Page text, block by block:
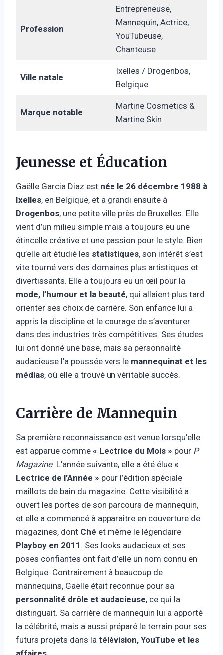
Profession
Entrepreneuse,
Mannequin, Actrice,
YouTubeuse,
Chanteuse
Ville natale
Ixelles / Drogenbos,
Belgique
Marque notable
Martine Cosmetics &
Martine Skin
Jeunesse et Éducation
Gaëlle Garcia Diaz est née le 26 décembre 1988 à
Ixelles, en Belgique, et a grandi ensuite à
Drogenbos, une petite ville près de Bruxelles. Elle
vient d’un milieu simple mais a toujours eu une
étincelle créative et une passion pour le style. Bien
qu’elle ait étudié les statistiques, son intérêt s’est
vite tourné vers des domaines plus artistiques et
divertissants. Elle a toujours eu un œil pour la
mode, l’humour et la beauté, qui allaient plus tard
orienter ses choix de carrière. Son enfance lui a
appris la discipline et le courage de s’aventurer
dans des industries très compétitives. Ses études
lui ont donné une base, mais sa personnalité
audacieuse l’a poussée vers le mannequinat et les
médias, où elle a trouvé un véritable succès.
Carrière de Mannequin
Sa première reconnaissance est venue lorsqu’elle
est apparue comme « Lectrice du Mois » pour P
Magazine. L’année suivante, elle a été élue «
Lectrice de l’Année » pour l’édition spéciale
maillots de bain du magazine. Cette visibilité a
ouvert les portes de son parcours de mannequin,
et elle a commencé à apparaître en couverture de
magazines, dont Ché et même le légendaire
Playboy en 2011 . Ses looks audacieux et ses
poses confiantes ont fait d’elle un nom connu en
Belgique. Contrairement à beaucoup de
mannequins, Gaëlle était reconnue pour sa
personnalité drôle et audacieuse, ce qui la
distinguait. Sa carrière de mannequin lui a apporté
la célébrité, mais a aussi préparé le terrain pour ses
futurs projets dans la télévision, YouTube et les
affaires